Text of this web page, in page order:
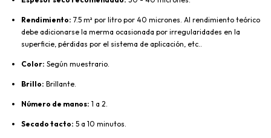
Rendimiento: 7.5 m² por litro por 40 micrones. Al rendimiento teórico
debe adicionarse la merma ocasionada por irregularidades en la
superficie, pérdidas por el sistema de aplicación, etc..
Color: Según muestrario.
Brillo: Brillante.
Número de manos: 1 a 2.
Secado tacto: 5 a 10 minutos.